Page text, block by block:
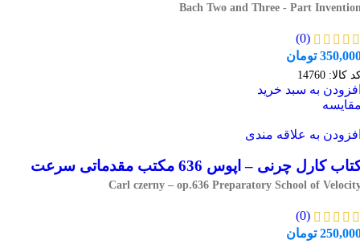
Bach Two and Three - Part
(0)
تومان
کالا: 14760
به سبد خرید
به علاقه مندی
کارل چرنی – اپوس 636 مکتب مقدماتی سرعت
Carl czerny – op.636 Preparatory School of
(0)
تومان